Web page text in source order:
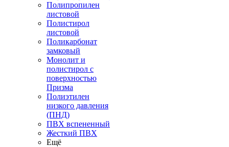
Полипропилен
листовой
Полистирол
листовой
Поликарбонат
замковый
Монолит и
полистирол с
поверхностью
Призма
Полиэтилен
низкого давления
(ПНД)
ПВХ вспененный
Жесткий ПВХ
Ещё